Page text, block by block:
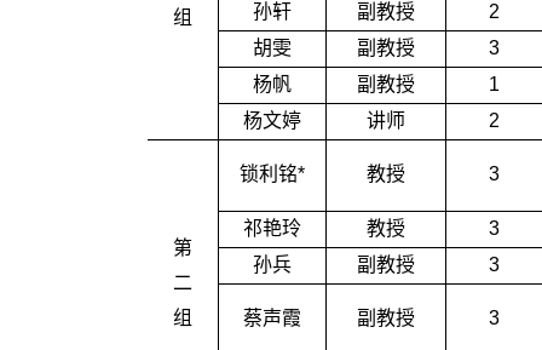
组
孙轩 副教授
2
胡雯
副教授
3
杨帆
副教授
1
杨文婷
讲师 2
第
二
组
锁利铭* 教授 3
祁艳玲 教授
3
孙兵
副教授 3
蔡声霞 副教授 3